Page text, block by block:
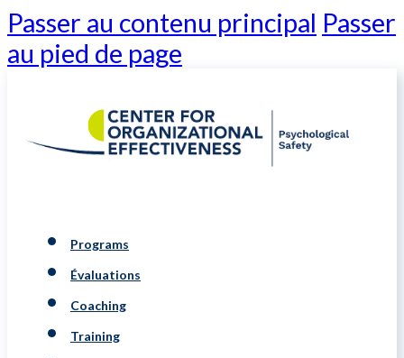
Passer au contenu principal Passer
au pied de page
Programs
Évaluations
Coaching
Training